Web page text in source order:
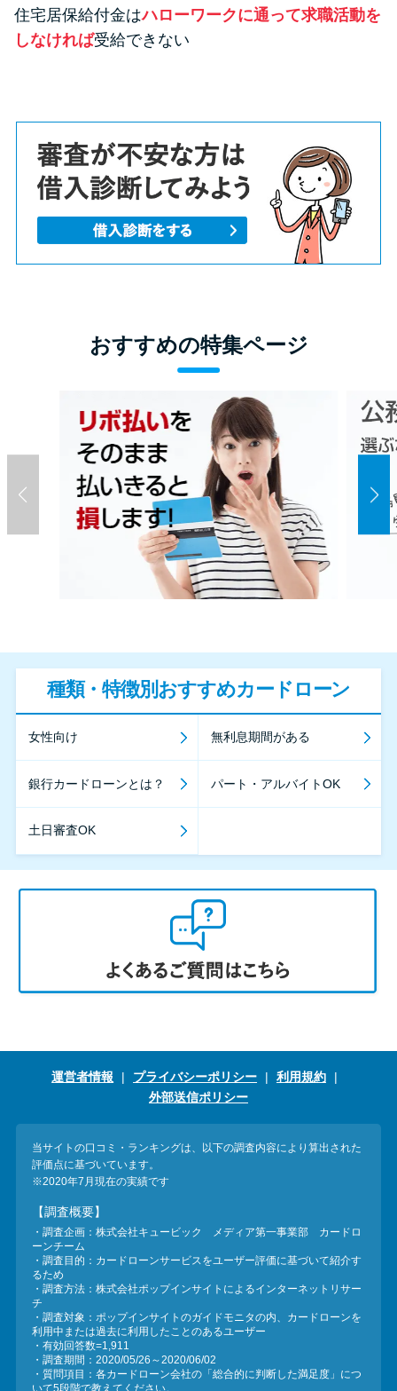
住宅居保給付金はハローワークに通って求職活動を
しなければ受給できない
おすすめの特集ページ
種類・特徴別おすすめカードローン
女性向け 無利息期間がある
銀行カードローンとは？ パート・アルバイトOK
土日審査OK
運営者情報 プライバシーポリシー
利用規約
外部送信ポリシー
当サイトの口コミ・ランキングは、以下の調査内容により算出された
評価点に基づいています。
※2020年7月現在の実績です
【調査概要】
・調査企画：株式会社キュービック メディア第一事業部 カードロ
ーンチーム
・調査目的：カードローンサービスをユーザー評価に基づいて紹介す
るため
・調査方法：株式会社ポップインサイトによるインターネットリサー
チ
・調査対象：ポップインサイトのガイドモニタの内、カードローンを
利用中または過去に利用したことのあるユーザー
・有効回答数=1,911
・調査期間：2020/05/26～2020/06/02
・質問項目：各カードローン会社の「総合的に判断した満足度」につ
いて5段階で教えてください。